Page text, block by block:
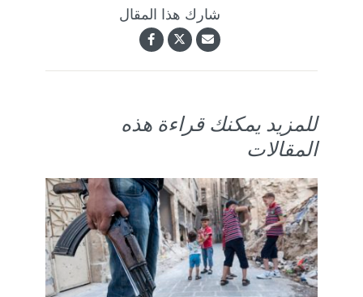
شارك هذا المقال
للمزيد يمكنك قراءة هذه
المقالات